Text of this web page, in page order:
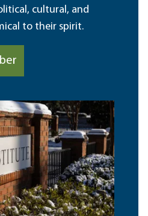
cultural, and
to their spirit.